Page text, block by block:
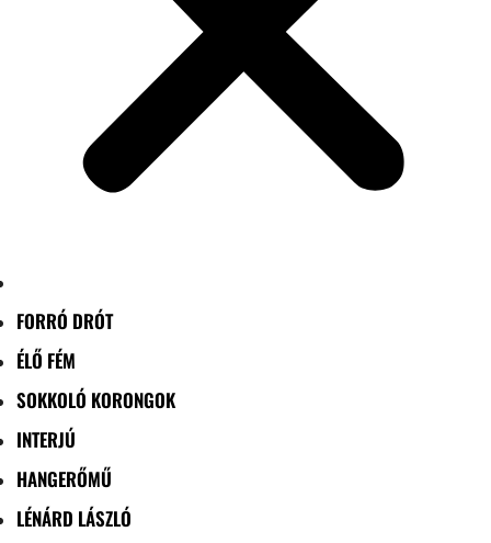
FORRÓ DRÓT
ÉLŐ FÉM
SOKKOLÓ KORONGOK
INTERJÚ
HANGERŐMŰ
LÉNÁRD LÁSZLÓ